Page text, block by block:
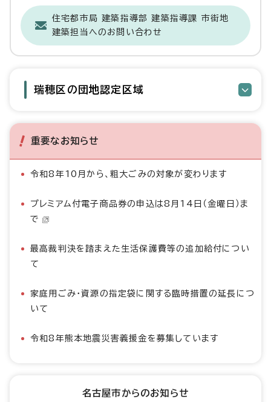
住宅都市局 建築指導部 建築指導課 市街地
建築担当へのお問い合わせ
瑞穂区の団地認定区域
重要なお知らせ
令和8年10月から、粗大ごみの対象が変わります
プレミアム付電子商品券の申込は8月14日（金曜日）ま
で
最高裁判決を踏まえた生活保護費等の追加給付につい
て
家庭用ごみ・資源の指定袋に関する臨時措置の延長につ
いて
令和8年熊本地震災害義援金を募集しています
名古屋市からのお知らせ